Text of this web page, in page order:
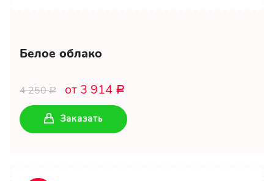
Белое облако
4 250Р от 3 914 Р
Заказать